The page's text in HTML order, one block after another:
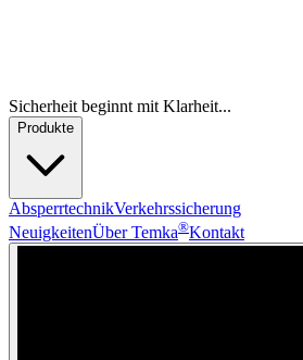
Sicherheit beginnt mit Klarheit...
Produkte
AbsperrtechnikVerkehrssicherung
NeuigkeitenÜber Temka®Kontakt